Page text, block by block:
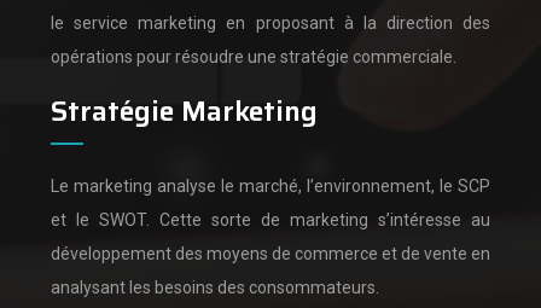
le service marketing en proposant à la direction des
opérations pour résoudre une stratégie commerciale.
Stratégie Marketing
Le marketing analyse le marché, l’environnement, le SCP
et le SWOT. Cette sorte de marketing s’intéresse au
développement des moyens de commerce et de vente en
analysant les besoins des consommateurs.